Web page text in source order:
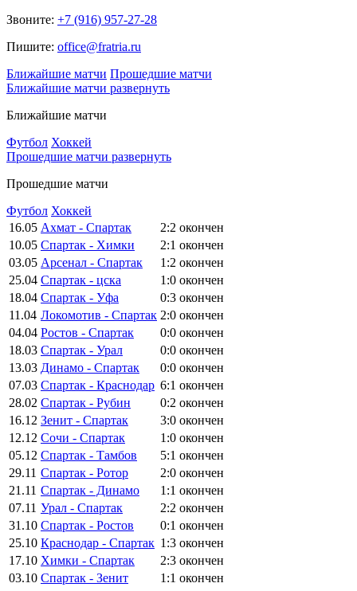
Звоните: +7 (916) 957-27-28
Пишите: office@fratria.ru
Ближайшие матчи Прошедшие матчи
Ближайшие матчи развернуть
Ближайшие матчи
Футбол Хоккей
Прошедшие матчи развернуть
Прошедшие матчи
Футбол Хоккей
16.05 Ахмат - Спартак 2:2 окончен
10.05 Спартак - Химки 2:1 окончен
03.05 Арсенал - Спартак 1:2 окончен
25.04 Спартак - цска 1:0 окончен
18.04 Спартак - Уфа 0:3 окончен
11.04 Локомотив - Спартак 2:0 окончен
04.04 Ростов - Спартак 0:0 окончен
18.03 Спартак - Урал 0:0 окончен
13.03 Динамо - Спартак 0:0 окончен
07.03 Спартак - Краснодар 6:1 окончен
28.02 Спартак - Рубин 0:2 окончен
16.12 Зенит - Спартак 3:0 окончен
12.12 Сочи - Спартак 1:0 окончен
05.12 Спартак - Тамбов 5:1 окончен
29.11 Спартак - Ротор 2:0 окончен
21.11 Спартак - Динамо 1:1 окончен
07.11 Урал - Спартак 2:2 окончен
31.10 Спартак - Ростов 0:1 окончен
25.10 Краснодар - Спартак 1:3 окончен
17.10 Химки - Спартак 2:3 окончен
03.10 Спартак - Зенит 1:1 окончен